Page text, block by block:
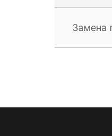
Замена